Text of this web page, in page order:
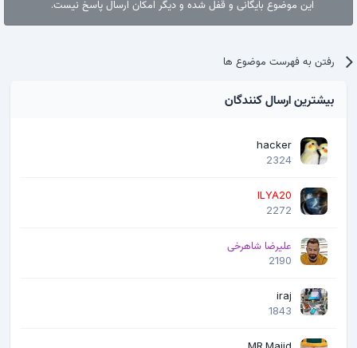
عکس زیر روی گزینهsend at commandکلیک کنید وبعد گوشی رو ری
این موضوع بایگانی و قفل شده و دیگر امکان ارسال پاسخ نیست.
رفتن به فهرست موضوع ها
بیشترین ارسال کنندگان
hacker
2324
ILYA20
2272
علیرضا شاهرخی
2190
iraj
1843